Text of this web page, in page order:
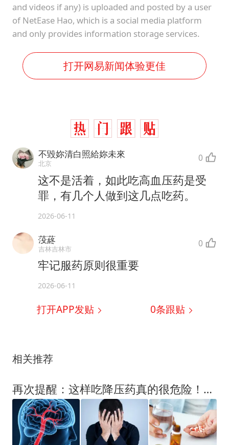
and videos if any) is uploaded and posted by a user
of NetEase Hao, which is a social media platform
and only provides information storage services.
打开网易新闻体验更佳
不毀妳清白照給妳未來
北京 0
这不是活着，如此吃高血压药是受
罪，有几个人做到这几点吃药。
2026-06-11
莈蔠
吉林吉林市 0
牢记服药原则很重要
2026-06-11
打开APP发贴 0条跟贴
相关推荐
再次提醒：这样吃降压药真的很危险！很多患者还在犯，尽量避免